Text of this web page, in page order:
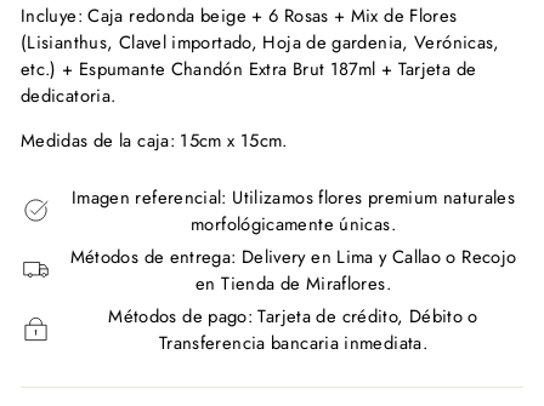
Incluye: Caja redonda beige + 6 Rosas + Mix de Flores
(Lisianthus, Clavel importado, Hoja de gardenia, Verónicas,
etc.) + Espumante Chandón Extra Brut 187ml + Tarjeta de
dedicatoria.
Medidas de la caja: 15cm x 15cm.
Imagen referencial: Utilizamos flores premium naturales
morfológicamente únicas.
Métodos de entrega: Delivery en Lima y Callao o Recojo
en Tienda de Miraflores.
Métodos de pago: Tarjeta de crédito, Débito o
Transferencia bancaria inmediata.